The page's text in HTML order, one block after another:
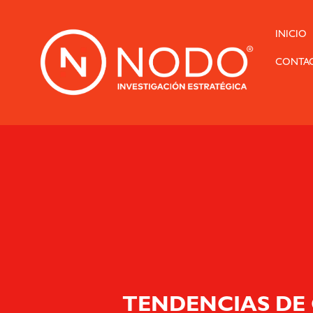
INICIO
TENDENCIAS